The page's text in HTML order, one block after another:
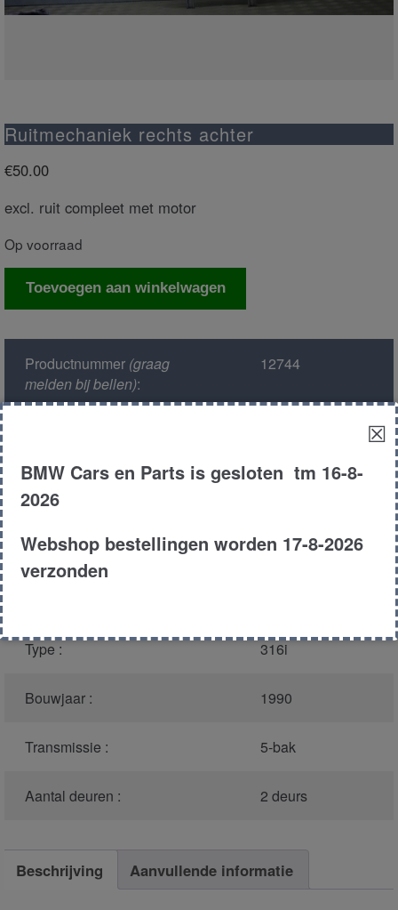
Ruitmechaniek rechts achter
€50.00
excl. ruit compleet met motor
Op voorraad
Ruitmechaniek
Toevoegen aan winkelwagen
Productnummer(graag
melden bij bellen):
12744
Kleur :
252 - Calypsorot
Carroserie : Cabrio
Type : 316i
Bouwjaar : 1990
Transmissie : 5-bak
Aantal deuren : 2 deurs
Beschrijving Aanvullende informatie
☒
BMW Cars en Parts is gesloten tm 16-8-
2026
Webshop bestellingen worden 17-8-2026
verzonden